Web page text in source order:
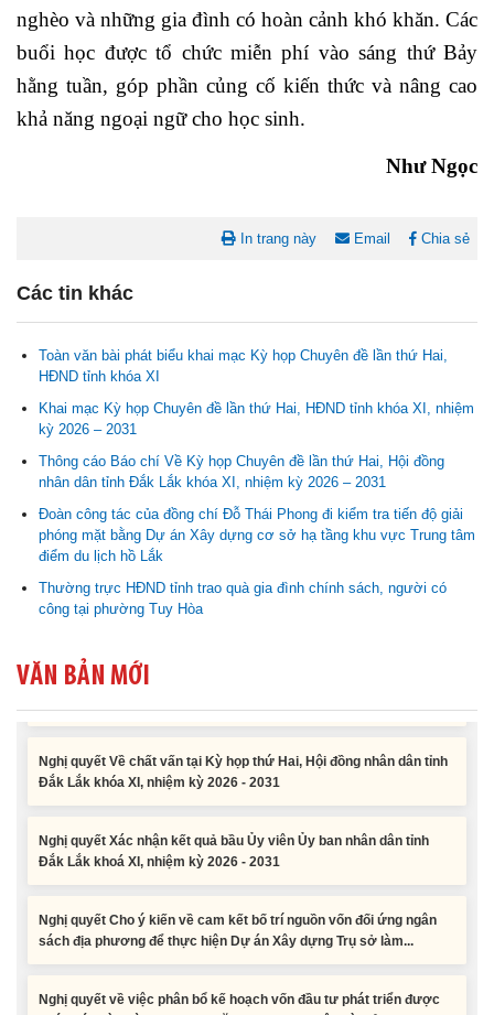
nghèo và những gia đình có hoàn cảnh khó khăn. Các
buổi học được tổ chức miễn phí vào sáng thứ Bảy
hằng tuần, góp phần củng cố kiến thức và nâng cao
khả năng ngoại ngữ cho học sinh.
Như Ngọc
In trang này Email Chia sẻ
Các tin khác
Toàn văn bài phát biểu khai mạc Kỳ họp Chuyên đề lần thứ Hai,
HĐND tỉnh khóa XI
Khai mạc Kỳ họp Chuyên đề lần thứ Hai, HĐND tỉnh khóa XI, nhiệm
kỳ 2026 – 2031
Thông cáo Báo chí Về Kỳ họp Chuyên đề lần thứ Hai, Hội đồng
nhân dân tỉnh Đắk Lắk khóa XI, nhiệm kỳ 2026 – 2031
Đoàn công tác của đồng chí Đỗ Thái Phong đi kiểm tra tiến độ giải
phóng mặt bằng Dự án Xây dựng cơ sở hạ tầng khu vực Trung tâm
điểm du lịch hồ Lắk
Thường trực HĐND tỉnh trao quà gia đình chính sách, người có
công tại phường Tuy Hòa
VĂN BẢN MỚI
Nghị quyết Cho ý kiến về cam kết bố trí nguồn vốn đối ứng ngân
sách địa phương để thực hiện Dự án Xây dựng Trụ sở làm...
phép kéo dài thời gian sang năm 2026 thực hiện và giải...
công năm 2026 nguồn vốn ngân sách địa phương (đợt 2)
Nghị quyết Về chất vấn tại Kỳ họp thứ Hai, Hội đồng nhân dân tỉnh
Đắk Lắk khóa XI, nhiệm kỳ 2026 - 2031
Nghị quyết Xác nhận kết quả bầu Ủy viên Ủy ban nhân dân tỉnh
Đắk Lắk khoá XI, nhiệm kỳ 2026 - 2031
Nghị quyết Cho ý kiến về cam kết bố trí nguồn vốn đối ứng ngân
sách địa phương để thực hiện Dự án Xây dựng Trụ sở làm...
Nghị quyết về việc phân bổ kế hoạch vốn đầu tư phát triển được
phép kéo dài thời gian sang năm 2026 thực hiện và giải...